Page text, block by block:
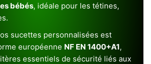
bébés, idéale pour les tétines,
sucettes personnalisées est
européenne NF EN 1400+A1,
essentiels de sécurité liés aux